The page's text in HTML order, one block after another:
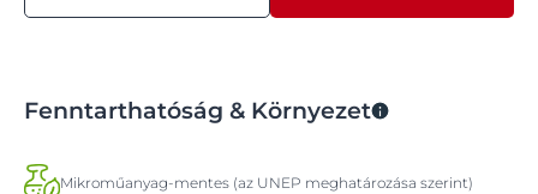
Fenntarthatóság & Környezet
Mikroműanyag-mentes (az UNEP meghatározása szerint)